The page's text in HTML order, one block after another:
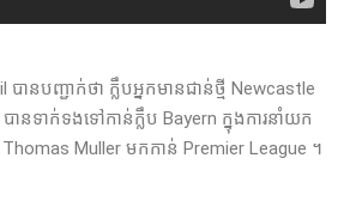
ានបញ្ជាក់ថា ក្លឹបអ្នកមានជាន់ថ្មី Newcastle
បានទាក់ទងទៅកាន់ក្លឹប Bayern ក្នុងការនាំយក
Thomas Muller មកកាន់ Premier League ។​